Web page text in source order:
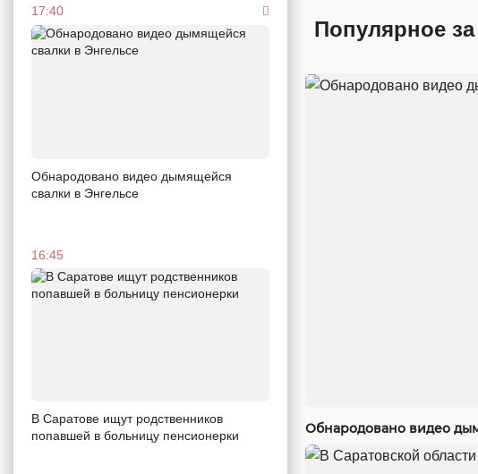
17:40
Обнародовано видео дымящейся
свалки в Энгельсе
16:45
В Саратове ищут родственников
попавшей в больницу пенсионерки
Популярное
Обнародовано видео